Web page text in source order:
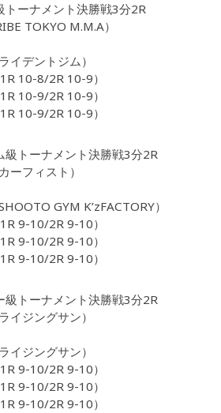
トーナメント決勝戦3分2R
TOKYO M.M.A）
デントジム）
10-8/2R 10-9）
10-9/2R 10-9）
10-9/2R 10-9）
級トーナメント決勝戦3分2R
ーフィスト）
GYM K’zFACTORY）
9-10/2R 9-10）
9-10/2R 9-10）
9-10/2R 9-10）
級トーナメント決勝戦3分2R
イジングサン）
イジングサン）
9-10/2R 9-10）
9-10/2R 9-10）
9-10/2R 9-10）